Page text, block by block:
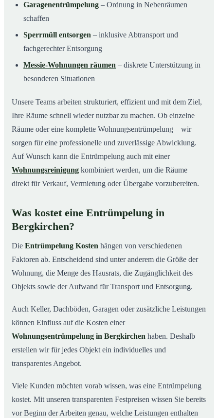
Garagenentrümpelung – Ordnung in Nebenräumen
schaffen
Sperrmüll entsorgen – inklusive Abtransport und
fachgerechter Entsorgung
Messie-Wohnungen räumen – diskrete Unterstützung in
besonderen Situationen
Unsere Teams arbeiten strukturiert, effizient und mit dem Ziel,
Ihre Räume schnell wieder nutzbar zu machen. Ob einzelne
Räume oder eine komplette Wohnungsentrümpelung – wir
sorgen für eine professionelle und zuverlässige Abwicklung.
Auf Wunsch kann die Entrümpelung auch mit einer
Wohnungsreinigung kombiniert werden, um die Räume
direkt für Verkauf, Vermietung oder Übergabe vorzubereiten.
Was kostet eine Entrümpelung in
Bergkirchen?
Die Entrümpelung Kosten hängen von verschiedenen
Faktoren ab. Entscheidend sind unter anderem die Größe der
Wohnung, die Menge des Hausrats, die Zugänglichkeit des
Objekts sowie der Aufwand für Transport und Entsorgung.
Auch Keller, Dachböden, Garagen oder zusätzliche Leistungen
können Einfluss auf die Kosten einer
Wohnungsentrümpelung in Bergkirchen haben. Deshalb
erstellen wir für jedes Objekt ein individuelles und
transparentes Angebot.
Viele Kunden möchten vorab wissen, was eine Entrümpelung
kostet. Mit unseren transparenten Festpreisen wissen Sie bereits
vor Beginn der Arbeiten genau, welche Leistungen enthalten